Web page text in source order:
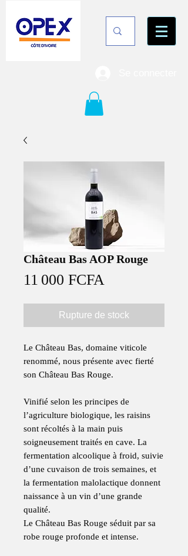
Château Bas AOP Rouge
11 000 FCFA
Rupture de stock
Le Château Bas, domaine viticole
renommé, nous présente avec fierté
son Château Bas Rouge.
Vinifié selon les principes de
l’agriculture biologique, les raisins
sont récoltés à la main puis
soigneusement traités en cave. La
fermentation alcoolique à froid, suivie
d’une cuvaison de trois semaines, et
la fermentation malolactique donnent
naissance à un vin d’une grande
qualité.
Le Château Bas Rouge séduit par sa
robe rouge profonde et intense.